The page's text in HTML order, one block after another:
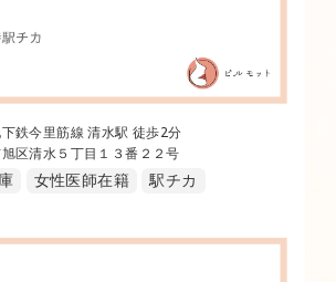
鉄今里筋線 清水駅 徒歩2分
区清水５丁目１３番２２号
女性医師在籍 駅チカ